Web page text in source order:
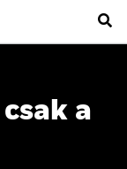
a